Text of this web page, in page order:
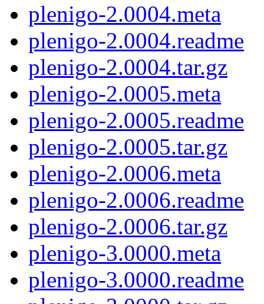
plenigo-2.0004.meta
plenigo-2.0004.readme
plenigo-2.0004.tar.gz
plenigo-2.0005.meta
plenigo-2.0005.readme
plenigo-2.0005.tar.gz
plenigo-2.0006.meta
plenigo-2.0006.readme
plenigo-2.0006.tar.gz
plenigo-3.0000.meta
plenigo-3.0000.readme